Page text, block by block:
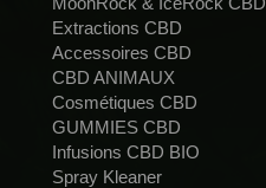
Extractions CBD
Accessoires CBD
CBD ANIMAUX
Cosmétiques CBD
GUMMIES CBD
Infusions CBD BIO
Spray Kleaner